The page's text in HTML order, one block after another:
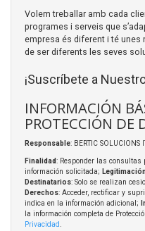
Volem treballar amb cada
programes i serveis que
empresa és diferent i té
de ser diferents les seves
¡Suscríbete a
INFORMACIÓN
PROTECCIÓN DE
Responsable: BERTIC SOLUCIONS
Finalidad: Responder las
información solicitada; Legitimación
Destinatarios: Solo se realizan
Derechos: Acceder, rectificar y
indica en la información adicional;
la información completa de
Privacidad